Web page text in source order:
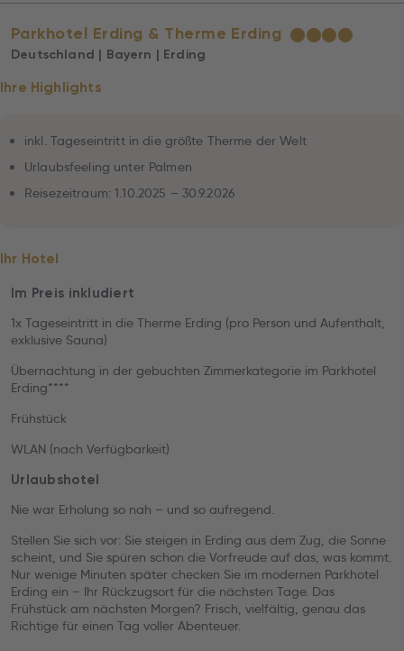
Parkhotel Erding & Therme Erding ★★★★
Deutschland | Bayern | Erding
Ihre Highlights
inkl. Tageseintritt in die größte Therme der Welt
Urlaubsfeeling unter Palmen
Reisezeitraum: 1.10.2025 – 30.9.2026
Ihr Hotel
Im Preis inkludiert
1x Tageseintritt in die Therme Erding (pro Person und Aufenthalt,
exklusive Sauna)
Übernachtung in der gebuchten Zimmerkategorie im Parkhotel
Erding****
Frühstück
WLAN (nach Verfügbarkeit)
Urlaubshotel
Nie war Erholung so nah – und so aufregend.
Stellen Sie sich vor: Sie steigen in Erding aus dem Zug, die Sonne
scheint, und Sie spüren schon die Vorfreude auf das, was kommt.
Nur wenige Minuten später checken Sie im modernen Parkhotel
Erding ein – Ihr Rückzugsort für die nächsten Tage. Das
Frühstück am nächsten Morgen? Frisch, vielfältig, genau das
Richtige für einen Tag voller Abenteuer.